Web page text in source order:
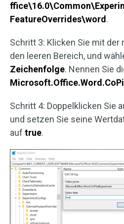
FeatureOverrides\word .
Schritt 3: Klicken Sie mit
den leeren Bereich, und
Zeichenfolge. Nennen Sie
Schritt 4: Doppelklicken Sie
und setzen Sie seine
auf true.